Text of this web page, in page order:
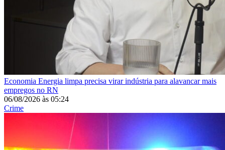
Economia Energia limpa precisa virar indústria para alavancar mais
empregos no RN
06/08/2026 às 05:24
Crime